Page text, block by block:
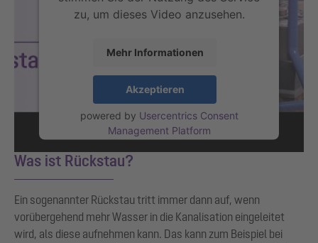
zu, um dieses Video anzusehen.
Mehr Informationen
Akzeptieren
powered by Usercentrics Consent
Management Platform
Was ist Rückstau?
Ein sogenannter Rückstau tritt immer dann auf, wenn
vorübergehend mehr Wasser in die Kanalisation eingeleitet
wird, als diese aufnehmen kann. Das kann zum Beispiel bei